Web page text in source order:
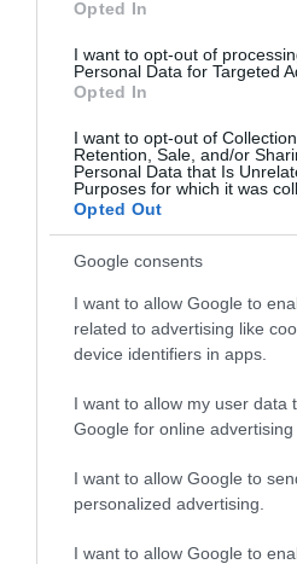
Opted In
I want to opt-out of
Personal Data for Targeted
Opted In
I want to opt-out of
Retention, Sale, and/or
Personal Data that Is
Purposes for which it was
Opted Out
Google consents
I want to allow Google to
related to advertising like
device identifiers in apps.
I want to allow my user data
Google for online advertising
I want to allow Google to
personalized advertising.
I want to allow Google to
10.08.2026
Η ελληνική
κόσμο της LEGO